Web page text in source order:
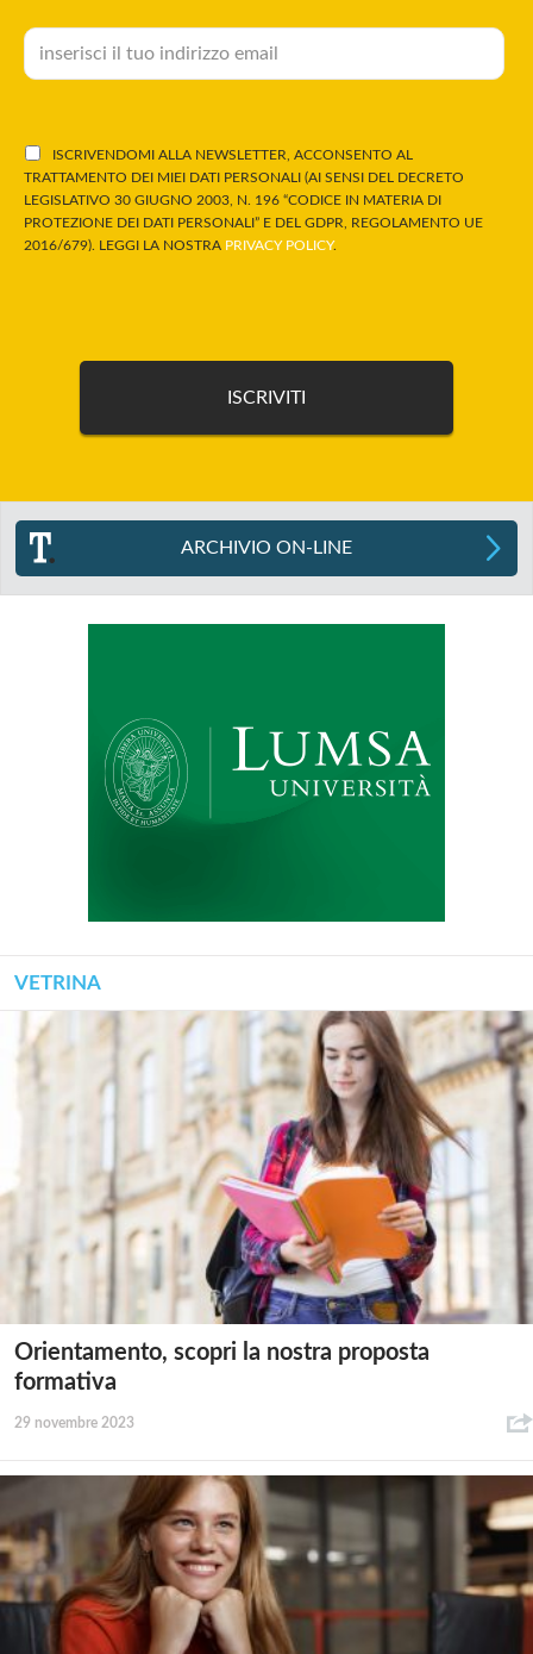
ISCRIVENDOMI ALLA NEWSLETTER, ACCONSENTO AL
TRATTAMENTO DEI MIEI DATI PERSONALI (AI SENSI DEL DECRETO
LEGISLATIVO 30 GIUGNO 2003, N. 196 “CODICE IN MATERIA DI
PROTEZIONE DEI DATI PERSONALI” E DEL GDPR, REGOLAMENTO UE
2016/679). LEGGI LA NOSTRA PRIVACY POLICY.
ARCHIVIO ON-LINE
VETRINA
Orientamento, scopri la nostra proposta
formativa
29 novembre 2023